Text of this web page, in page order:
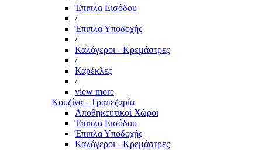
Έπιπλα Εισόδου
/
Έπιπλα Υποδοχής
/
Καλόγεροι - Κρεμάστρες
/
Καρέκλες
/
view more
Κουζίνα - Τραπεζαρία
Αποθηκευτικοί Χώροι
Έπιπλα Εισόδου
Έπιπλα Υποδοχής
Καλόγεροι - Κρεμάστρες